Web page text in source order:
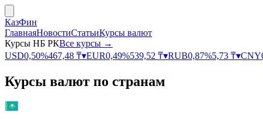
КазФин
ГлавнаяНовостиСтатьиКурсы валют
Курсы НБ РКВсе курсы →
USD0,50%467,48 ₸▾EUR0,49%539,52 ₸▾RUB0,87%5,73 ₸▾CNY
Курсы валют по странам